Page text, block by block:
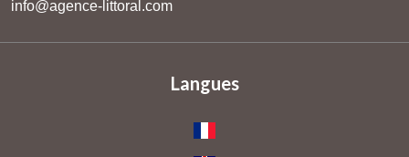
info@agence-littoral.com
Langues